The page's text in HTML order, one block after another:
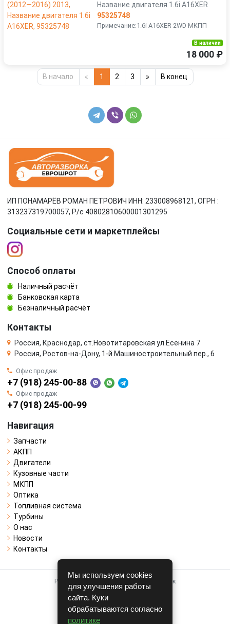
Название двигателя 1.6i A16XER
95325748
Примечание:1.6i A16XER 2WD МКПП
В наличии
18 000 ₽
В начало « 1 2 3 » В конец
ИП ПОНАМАРЁВ РОМАН ПЕТРОВИЧ ИНН: 233008968121, ОГРН :
313237319700057, Р/c 40802810600001301295
Социальные сети и маркетплейсы
Способ оплаты
Наличный расчёт
Банковская карта
Безналичный расчёт
Контакты
Россия, Краснодар, ст.Новотитаровская ул.Есенина 7
Россия, Ростов-на-Дону, 1-й Машиностроительный пер., 6
Офис продаж
+7 (918) 245-00-88
Офис продаж
+7 (918) 245-00-99
Навигация
Запчасти
АКПП
Двигатели
Кузовные части
МКПП
Оптика
Топливная система
Турбины
О нас
Новости
Контакты
Работает на системе для авторазборок
CARRO.БИЗНЕС
Полная версия
Мы используем cookies
для улучшения работы
сайта. Куки
обрабатываются согласно
политике